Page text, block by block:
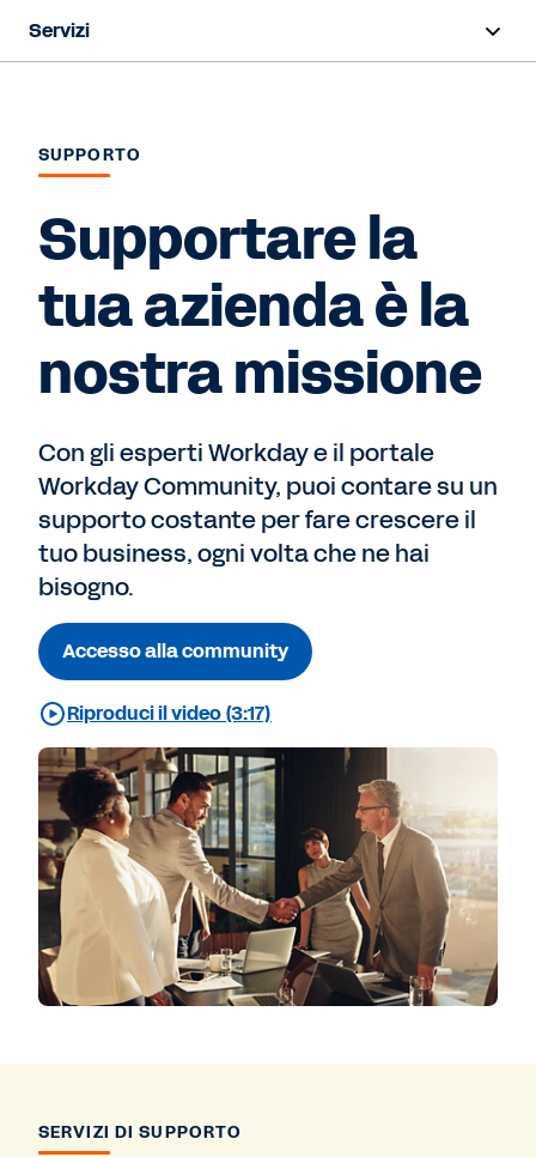
Servizi
l'implementazione
Success Plans
Supporto
SUPPORTO
Supportare la
tua azienda è la
nostra missione
Con gli esperti Workday e il portale
Workday Community, puoi contare su un
supporto costante per fare crescere il
tuo business, ogni volta che ne hai
bisogno.
Accesso alla community
Riproduci il video (3:17)
SERVIZI DI SUPPORTO